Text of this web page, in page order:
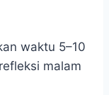
waktu 5–10
malam